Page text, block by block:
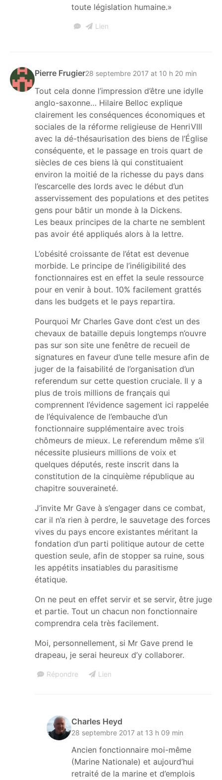
toute législation humaine.»
Lien
Pierre Frugier28 septembre 2017 at 10 h 20 min
Tout cela donne l’impression d’être une idylle
anglo-saxonne… Hilaire Belloc explique
clairement les conséquences économiques et
sociales de la réforme religieuse de HenriVIII
avec la dé-thésaurisation des biens de l’Église
conséquente, et le passage en trois quart de
siècles de ces biens là qui constituaient
environ la moitié de la richesse du pays dans
l’escarcelle des lords avec le début d’un
asservissement des populations et des petites
gens pour bâtir un monde à la Dickens.
Les beaux principes de la charte ne semblent
pas avoir été appliqués alors à la lettre.
L’obésité croissante de l’état est devenue
morbide. Le principe de l’inéligibilité des
fonctionnaires est en effet la seule ressource
pour en venir à bout. 10% facilement grattés
dans les budgets et le pays repartira.
Pourquoi Mr Charles Gave dont c’est un des
chevaux de bataille depuis longtemps n’ouvre
pas sur son site une fenêtre de recueil de
signatures en faveur d’une telle mesure afin de
juger de la faisabilité de l’organisation d’un
referendum sur cette question cruciale. Il y a
plus de trois millions de français qui
comprennent l’évidence sagement ici rappelée
de l’équivalence de l’embauche d’un
fonctionnaire supplémentaire avec trois
chômeurs de mieux. Le referendum même s’il
nécessite plusieurs millions de voix et
quelques députés, reste inscrit dans la
constitution de la cinquième république au
chapitre souveraineté.
J’invite Mr Gave à s’engager dans ce combat,
car il n’a rien à perdre, le sauvetage des forces
vives du pays encore existantes méritant la
fondation d’un parti politique autour de cette
question seule, afin de stopper sa ruine, sous
les appétits insatiables du parasitisme
étatique.
On ne peut en effet servir et se servir, être juge
et partie. Tout un chacun non fonctionnaire
comprendra cela très facilement.
Moi, personnellement, si Mr Gave prend le
drapeau, je serai heureux d’y collaborer.
Répondre Lien
Charles Heyd
28 septembre 2017 at 13 h 09 min
Ancien fonctionnaire moi-même
(Marine Nationale) et aujourd’hui
retraité de la marine et d’emplois